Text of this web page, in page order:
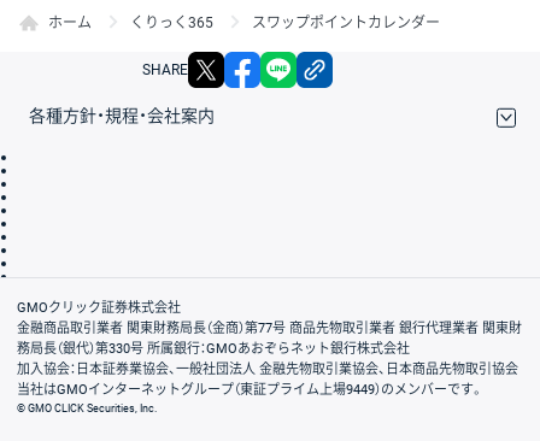
ホーム くりっく365 スワップポイントカレンダー
SHARE X facebook
各種方針・規程・会社案内
会社案内
GMOクリック証券株式会社
金融商品取引業者 関東財務局長（金商）第77号 商品先物取引業者 銀行代理業者 関東財
務局長（銀代）第330号 所属銀行：GMOあおぞらネット銀行株式会社
加入協会：日本証券業協会、一般社団法人 金融先物取引業協会、日本商品先物取引協会
当社はGMOインターネットグループ（東証プライム上場9449）のメンバーです。
© GMO CLICK Securities, Inc.